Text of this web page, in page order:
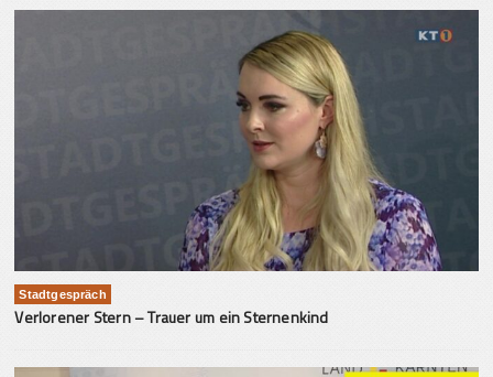
Stadtgespräch
Verlorener Stern – Trauer um ein Sternenkind